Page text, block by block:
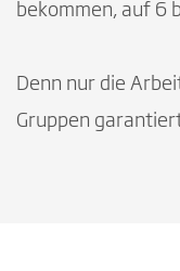
bekommen, auf 6
Denn nur die
Gruppen